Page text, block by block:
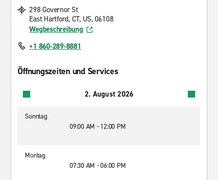
298 Governor St
East Hartford, CT, US, 06108
Wegbeschreibung
+1 860-289-8881
Öffnungszeiten und Services
2. August 2026
Sonntag
09:00 AM - 12:00 PM
Montag
07:30 AM - 06:00 PM